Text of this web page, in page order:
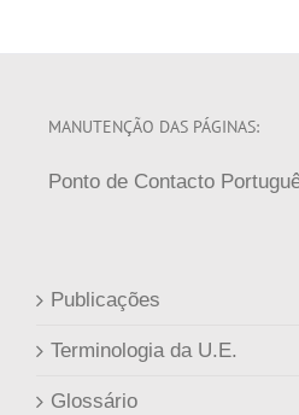
MANUTENÇÃO DAS PÁGINAS:
Ponto de Contacto
Publicações
Terminologia da U.E.
Glossário